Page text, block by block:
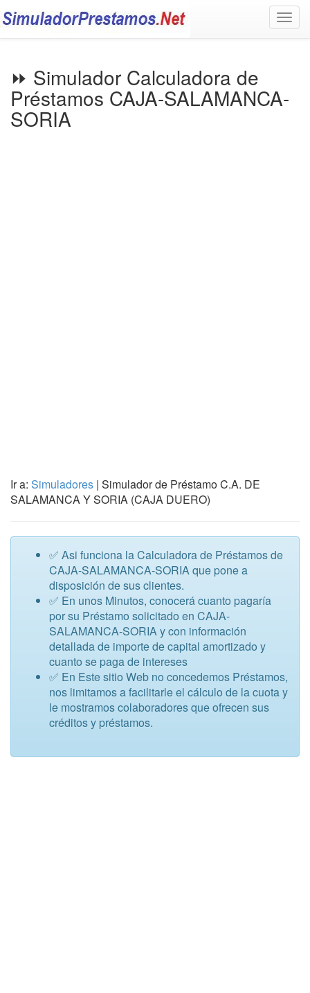
⏩ Simulador Calculadora de
Préstamos CAJA-SALAMANCA-
SORIA
Ir a: Simuladores | Simulador de Préstamo C.A. DE
SALAMANCA Y SORIA (CAJA DUERO)
✅ Asi funciona la Calculadora de Préstamos de
CAJA-SALAMANCA-SORIA que pone a
disposición de sus clientes.
✅ En unos Minutos, conocerá cuanto pagaría
por su Préstamo solicitado en CAJA-
SALAMANCA-SORIA y con información
detallada de importe de capital amortizado y
cuanto se paga de intereses
✅ En Este sitio Web no concedemos Préstamos,
nos limitamos a facilitarle el cálculo de la cuota y
le mostramos colaboradores que ofrecen sus
créditos y préstamos.